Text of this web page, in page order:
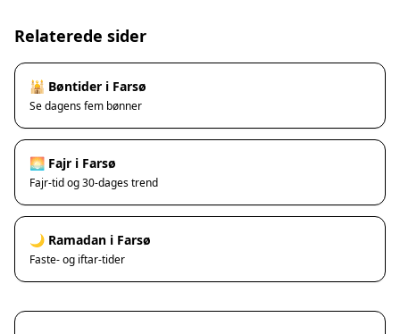
Vanløse
Haslev
Kalundborg
Korsør
Relaterede sider
🕌 Bøntider i Farsø
Se dagens fem bønner
🌅 Fajr i Farsø
Fajr-tid og 30-dages trend
🌙 Ramadan i Farsø
Faste- og iftar-tider